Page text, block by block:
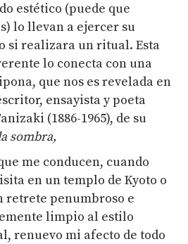
estético (puede que
lo llevan a ejercer su
si realizara un ritual. Esta
lo conecta con una
que nos es revelada en
ensayista y poeta
(1886-1965), de su
sombra,
me conducen, cuando
en un templo de Kyoto o
retrete penumbroso e
limpio al estilo
renuevo mi afecto de todo